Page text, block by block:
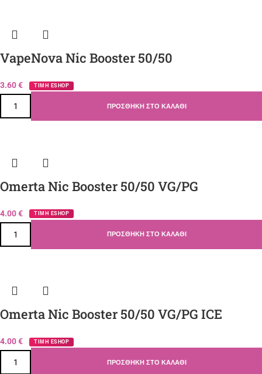
VapeNova Nic Booster 50/50
3.60€ ΤΙΜΗ ESHOP
ΠΡΟΣΘΉΚΗ ΣΤΟ ΚΑΛΆΘΙ
Omerta Nic Booster 50/50 VG/PG
4.00€ ΤΙΜΗ ESHOP
ΠΡΟΣΘΉΚΗ ΣΤΟ ΚΑΛΆΘΙ
Omerta Nic Booster 50/50 VG/PG ICE
4.00€ ΤΙΜΗ ESHOP
ΠΡΟΣΘΉΚΗ ΣΤΟ ΚΑΛΆΘΙ